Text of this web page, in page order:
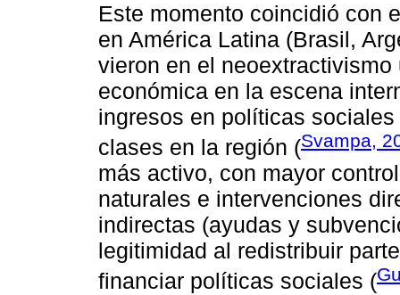
Este momento coincidió con
en América Latina (Brasil,
vieron en el
económica en la escena
ingresos en políticas
clases en la región (Svampa,
más activo, con mayor
naturales e intervenciones
indirectas (ayudas y
legitimidad al redistribuir
financiar políticas sociales (